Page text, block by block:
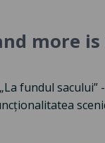
more is
fundul sacului”